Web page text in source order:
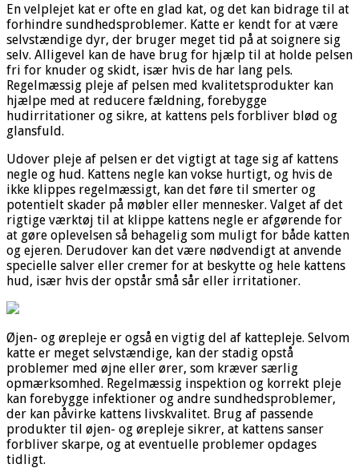
En velplejet kat er ofte en glad kat, og det kan bidrage til at
forhindre sundhedsproblemer. Katte er kendt for at være
selvstændige dyr, der bruger meget tid på at soignere sig
selv. Alligevel kan de have brug for hjælp til at holde pelsen
fri for knuder og skidt, især hvis de har lang pels.
Regelmæssig pleje af pelsen med kvalitetsprodukter kan
hjælpe med at reducere fældning, forebygge
hudirritationer og sikre, at kattens pels forbliver blød og
glansfuld.
Udover pleje af pelsen er det vigtigt at tage sig af kattens
negle og hud. Kattens negle kan vokse hurtigt, og hvis de
ikke klippes regelmæssigt, kan det føre til smerter og
potentielt skader på møbler eller mennesker. Valget af det
rigtige værktøj til at klippe kattens negle er afgørende for
at gøre oplevelsen så behagelig som muligt for både katten
og ejeren. Derudover kan det være nødvendigt at anvende
specielle salver eller cremer for at beskytte og hele kattens
hud, især hvis der opstår små sår eller irritationer.
Øjen- og ørepleje er også en vigtig del af kattepleje. Selvom
katte er meget selvstændige, kan der stadig opstå
problemer med øjne eller ører, som kræver særlig
opmærksomhed. Regelmæssig inspektion og korrekt pleje
kan forebygge infektioner og andre sundhedsproblemer,
der kan påvirke kattens livskvalitet. Brug af passende
produkter til øjen- og ørepleje sikrer, at kattens sanser
forbliver skarpe, og at eventuelle problemer opdages
tidligt.